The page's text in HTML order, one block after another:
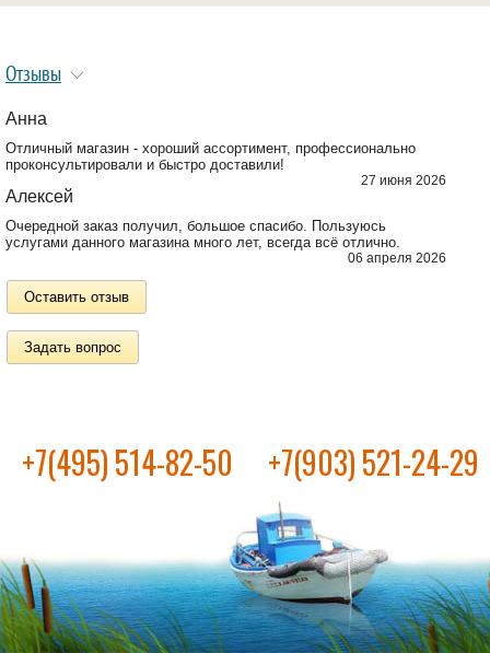
Отзывы
Анна
Отличный магазин - хороший ассортимент, профессионально
проконсультировали и быстро доставили!
27 июня 2026
Алексей
Очередной заказ получил, большое спасибо. Пользуюсь
услугами данного магазина много лет, всегда всё отлично.
06 апреля 2026
Оставить отзыв
Задать вопрос
+7(495) 514-82-50 +7(903) 521-24-29